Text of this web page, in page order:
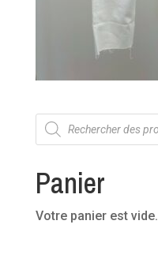
Recherche
de
produits
Panier
Votre panier est vide.